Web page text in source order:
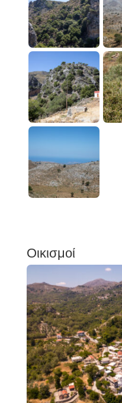
Οικισμοί